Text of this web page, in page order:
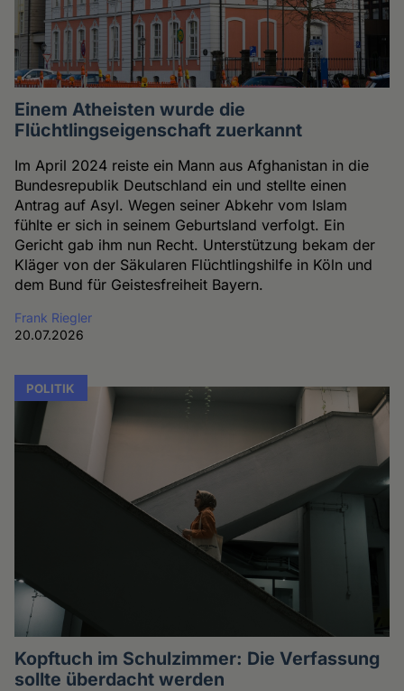
Einem Atheisten wurde die
Flüchtlingseigenschaft zuerkannt
Im April 2024 reiste ein Mann aus Afghanistan in die
Bundesrepublik Deutschland ein und stellte einen
Antrag auf Asyl. Wegen seiner Abkehr vom Islam
fühlte er sich in seinem Geburtsland verfolgt. Ein
Gericht gab ihm nun Recht. Unterstützung bekam der
Kläger von der Säkularen Flüchtlingshilfe in Köln und
dem Bund für Geistesfreiheit Bayern.
Frank Riegler
20.07.2026
POLITIK
Kopftuch im Schulzimmer: Die Verfassung
sollte überdacht werden